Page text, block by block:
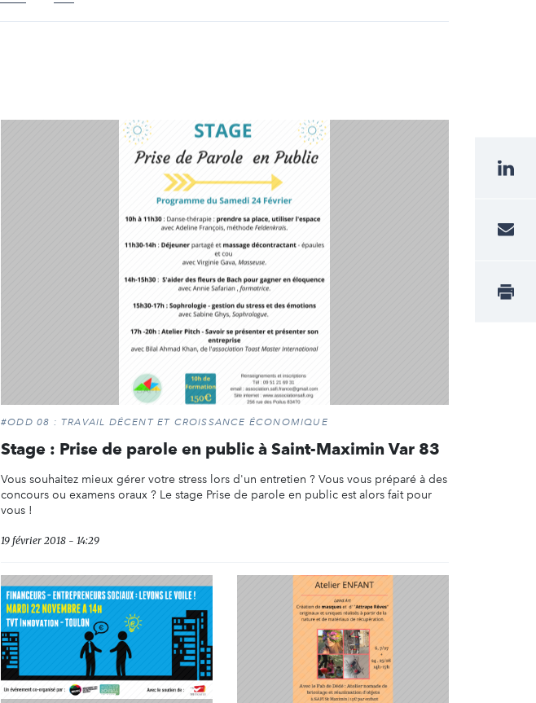
#ODD 08 : TRAVAIL DÉCENT ET CROISSANCE ÉCONOMIQUE
Stage : Prise de parole en public à Saint-Maximin Var 83
Vous souhaitez mieux gérer votre stress lors d'un entretien ? Vous vous préparé à des
concours ou examens oraux ? Le stage Prise de parole en public est alors fait pour
vous !
19 février 2018 - 14:29